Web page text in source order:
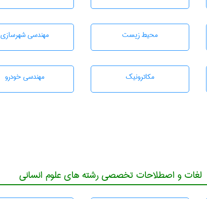
محيط زيست مهندسی شهرسازی
مکاترونیک مهندسی خودرو
لغات و اصطلاحات تخصصی رشته های علوم انسانی